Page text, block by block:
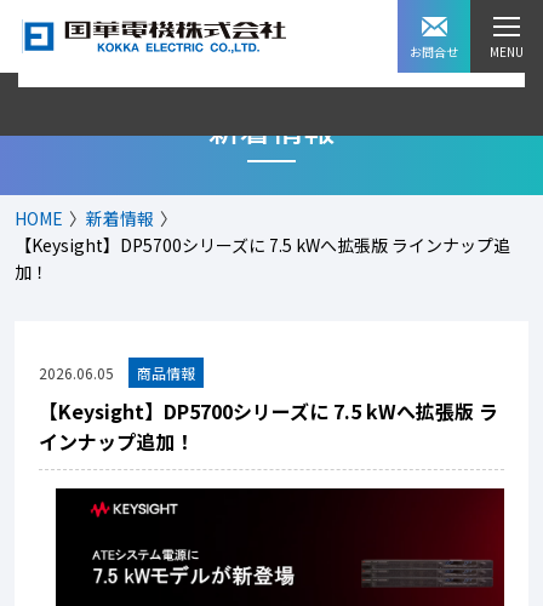
お問合せ
新着情報
HOME
新着情報
【Keysight】DP5700シリーズに 7.5 kWへ拡張版 ラインナップ追
加！
2026.06.05
【Keysight】DP5700シリーズに 7.5 kWへ拡張版 ラ
インナップ追加！